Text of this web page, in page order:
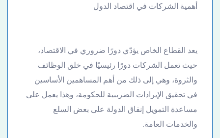
أهمية الشركات في اقتصاد الدول
يعد القطاع الخاص يؤدّي دورًا ضروري في الاقتصاد،
حيث تعمل الشركات دورًا رئيسيًا في خلق الوظائف
والثروة، وهي إلى ذلك من أهم المساهمين الأساسين
في تحقيق الإيرادات الضريبية للحكومة، وهذا يعمل على
مساعدة التمويل إنفاق الدولة على بعض السلع
والخدمات العامة.